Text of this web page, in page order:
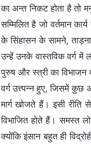
का अन्त निकट होता है तो
सम्मिलित है जो वर्तमान
के सिंहासन के सामने,
उन्हें उनके वास्तविक वर्ग में
पुरुष और स्त्री का विभाजन
वर्ग उत्त्पन्न हुए, जिसमें
मार्ग खोजते हैं। इसी रीति
विभाजित होते हैं। समस्त
क्योंकि इंसान बहुत ही